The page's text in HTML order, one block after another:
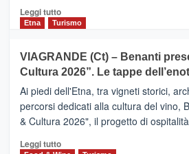
dati
di
Anche
la
Alcantara
nei
primi
nella
Leggi tuttoLeggi
di
IL
SAN
DOMENICO
PALACE
TAORMINA,
UN
HOTEL
Etna Turismo
VIAGRANDE (Ct) – Benanti
Cultura 2026”. Le tappe
Ai piedi dell'Etna, tra vigneti storici,
percorsi dedicati alla cultura del vino,
& Cultura 2026", il progetto di
Leggi tuttoLeggi